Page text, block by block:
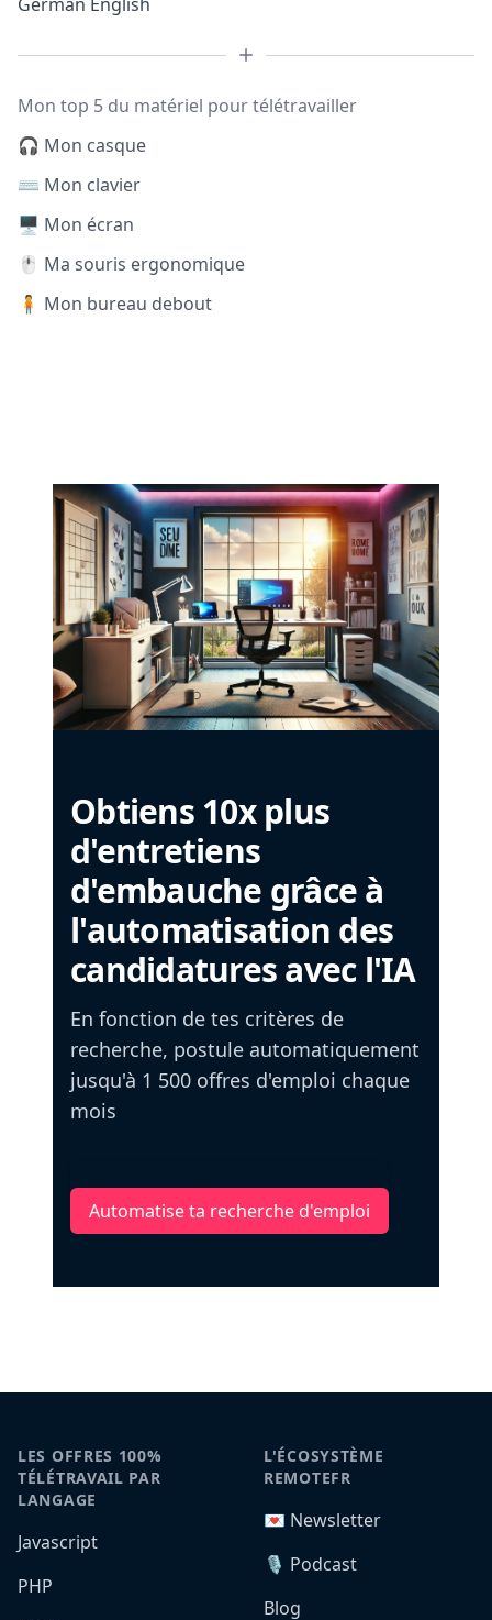
Mon top 5 du matériel pour télétravailler
🎧 Mon casque
⌨️ Mon clavier
🖥️ Mon écran
🖱️ Ma souris ergonomique
🧍 Mon bureau debout
Obtiens 10x plus
d'entretiens
d'embauche grâce à
l'automatisation des
candidatures avec l'IA
En fonction de tes critères de
recherche, postule automatiquement
jusqu'à 1 500 offres d'emploi chaque
mois
Automatise ta recherche d'emploi
LES OFFRES 100%
TÉLÉTRAVAIL PAR
LANGAGE
Javascript
PHP
L'ÉCOSYSTÈME
REMOTEFR
💌 Newsletter
🎙️ Podcast
Blog